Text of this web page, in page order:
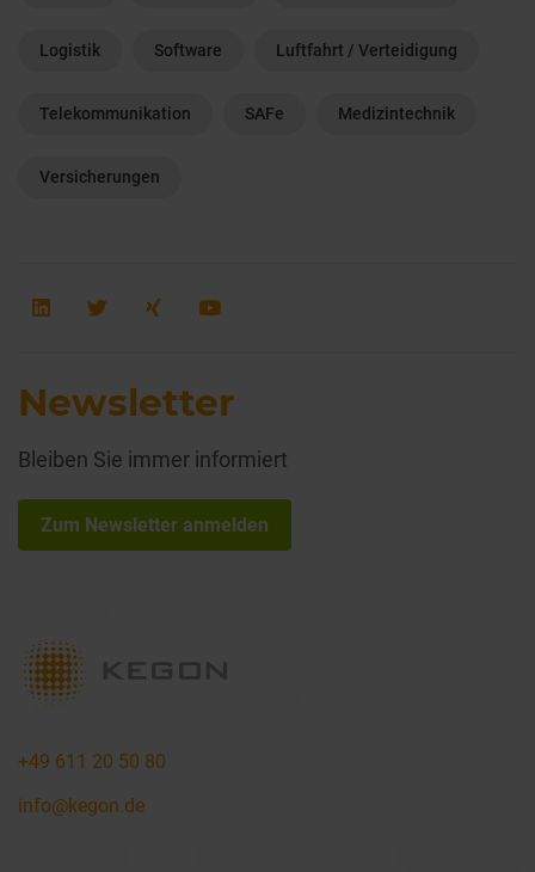
Logistik Software Luftfahrt / Verteidigung
Telekommunikation SAFe Medizintechnik
Versicherungen
Newsletter
Bleiben Sie immer informiert
Zum Newsletter anmelden
+49 611 20 50 80
info@kegon.de